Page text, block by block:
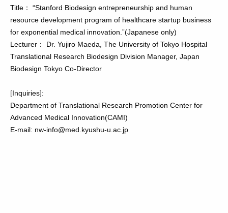
Title： “Stanford Biodesign entrepreneurship and human
resource development program of healthcare startup business
for exponential medical innovation.”(Japanese only)
Lecturer： Dr. Yujiro Maeda, The University of Tokyo Hospital
Translational Research Biodesign Division Manager, Japan
Biodesign Tokyo Co-Director
[Inquiries]:
Department of Translational Research Promotion Center for
Advanced Medical Innovation(CAMI)
E-mail: nw-info@med.kyushu-u.ac.jp